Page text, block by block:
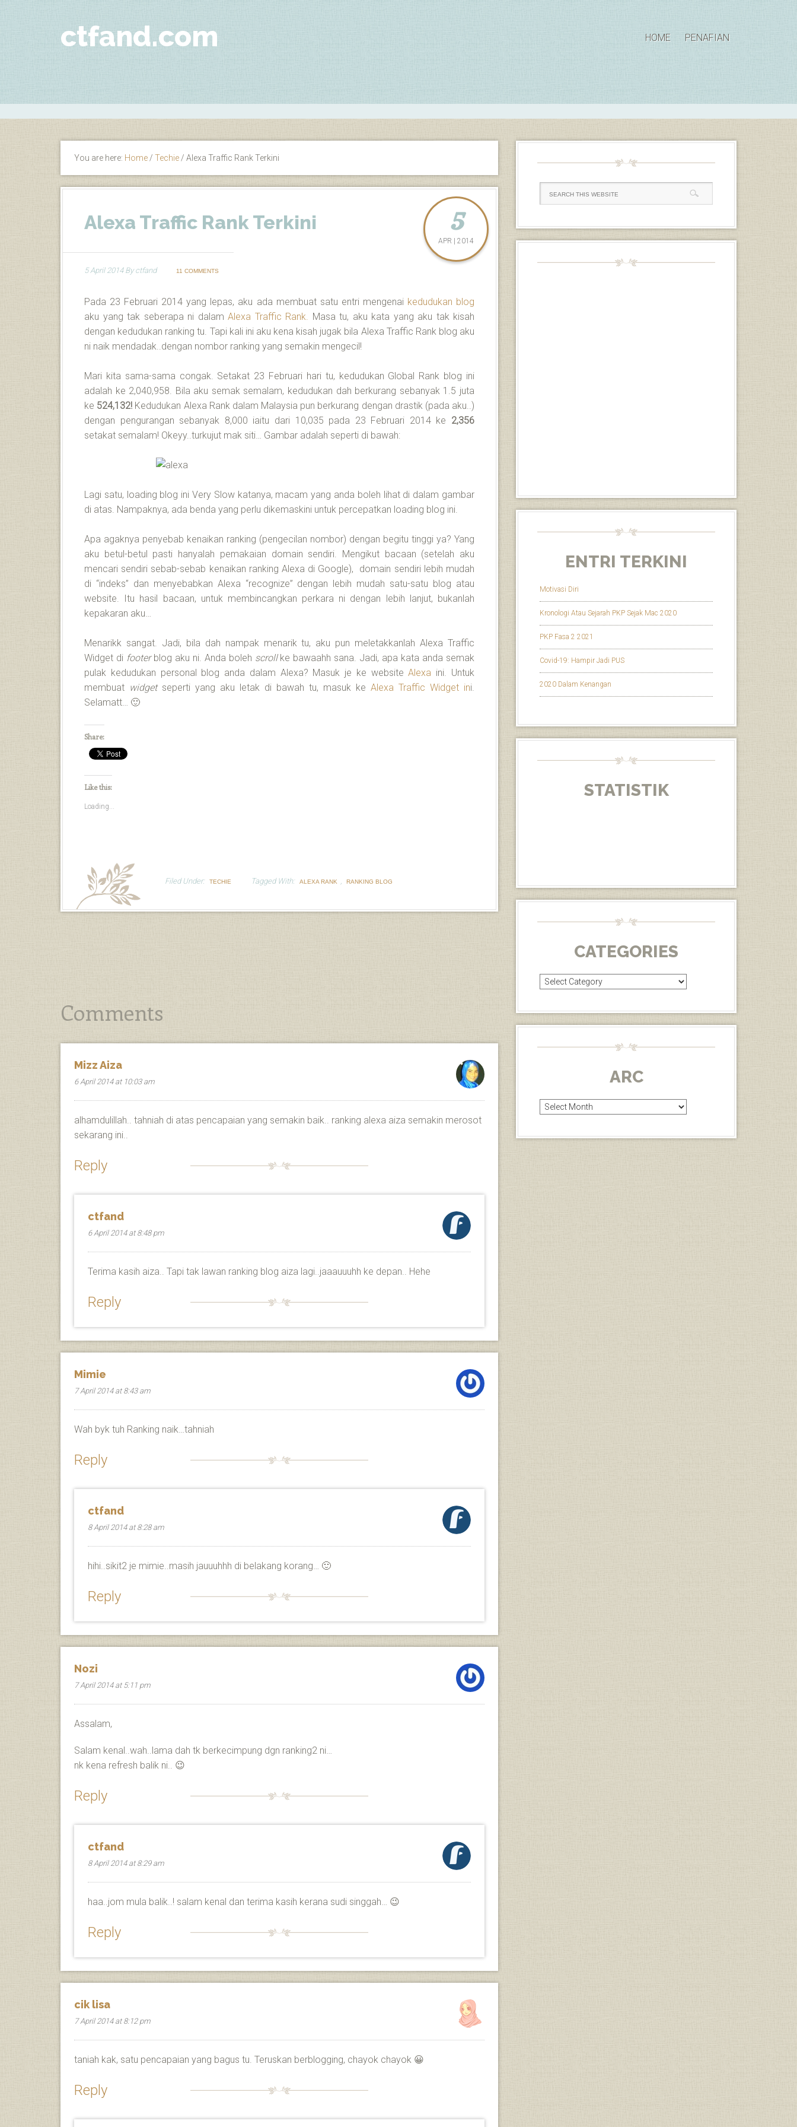
ctfand.com HOME PENAFIAN
You are here: Home / Techie / Alexa Traffic Rank Terkini
Alexa Traffic Rank Terkini 5
APR | 2014
5 April 2014Byctfand 11 COMMENTS
Pada 23 Februari 2014 yang lepas, aku ada membuat satu entri mengenai kedudukan blog
aku yang tak seberapa ni dalam Alexa Traffic Rank. Masa tu, aku kata yang aku tak kisah
dengan kedudukan ranking tu. Tapi kali ini aku kena kisah jugak bila Alexa Traffic Rank blog aku
ni naik mendadak..dengan nombor ranking yang semakin mengecil!
Mari kita sama-sama congak. Setakat 23 Februari hari tu, kedudukan Global Rank blog ini
adalah ke 2,040,958. Bila aku semak semalam, kedudukan dah berkurang sebanyak 1.5 juta
ke 524,132! Kedudukan Alexa Rank dalam Malaysia pun berkurang dengan drastik (pada aku..)
dengan pengurangan sebanyak 8,000 iaitu dari 10,035 pada 23 Februari 2014 ke 2,356
setakat semalam! Okeyy..turkujut mak siti… Gambar adalah seperti di bawah:
Lagi satu, loading blog ini Very Slow katanya, macam yang anda boleh lihat di dalam gambar
di atas. Nampaknya, ada benda yang perlu dikemaskini untuk percepatkan loading blog ini.
Apa agaknya penyebab kenaikan ranking (pengecilan nombor) dengan begitu tinggi ya? Yang
aku betul-betul pasti hanyalah pemakaian domain sendiri. Mengikut bacaan (setelah aku
mencari sendiri sebab-sebab kenaikan ranking Alexa di Google), domain sendiri lebih mudah
di “indeks” dan menyebabkan Alexa “recognize” dengan lebih mudah satu-satu blog atau
website. Itu hasil bacaan, untuk membincangkan perkara ni dengan lebih lanjut, bukanlah
kepakaran aku…
Menarikk sangat. Jadi, bila dah nampak menarik tu, aku pun meletakkanlah Alexa Traffic
Widget di footer blog aku ni. Anda boleh scroll ke bawaahh sana. Jadi, apa kata anda semak
pulak kedudukan personal blog anda dalam Alexa? Masuk je ke website Alexa ini. Untuk
membuat widget seperti yang aku letak di bawah tu, masuk ke Alexa Traffic Widget ini.
Selamatt… 🙂
Share:
Like this:
Loading...
Filed Under: TECHIE Tagged With: ALEXA RANK , RANKING BLOG
Comments
Mizz Aiza
6 April 2014 at 10:03 am
alhamdulillah.. tahniah di atas pencapaian yang semakin baik.. ranking alexa aiza semakin merosot
sekarang ini..
Reply
ctfand
6 April 2014 at 8:48 pm
Terima kasih aiza.. Tapi tak lawan ranking blog aiza lagi..jaaauuuhh ke depan.. Hehe
Reply
Mimie
7 April 2014 at 8:43 am
Wah byk tuh Ranking naik…tahniah
Reply
ctfand
8 April 2014 at 8:28 am
hihi..sikit2 je mimie..masih jauuuhhh di belakang korang… 🙂
Reply
Nozi
7 April 2014 at 5:11 pm
Assalam,
Salam kenal..wah..lama dah tk berkecimpung dgn ranking2 ni…
nk kena refresh balik ni.. 😉
Reply
ctfand
8 April 2014 at 8:29 am
haa..jom mula balik..! salam kenal dan terima kasih kerana sudi singgah… 😉
Reply
cik lisa
7 April 2014 at 8:12 pm
taniah kak, satu pencapaian yang bagus tu. Teruskan berblogging, chayok chayok 😀
Reply
ENTRI TERKINI
Motivasi Diri
Kronologi Atau Sejarah PKP Sejak Mac 2020
PKP Fasa 2 2021
Covid-19: Hampir Jadi PUS
2020 Dalam Kenangan
STATISTIK
CATEGORIES
Categories
ARC
Arc